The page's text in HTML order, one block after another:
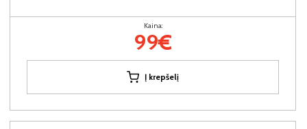
Kaina:
99€
Į krepšelį